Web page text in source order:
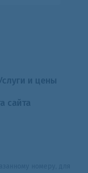
и цены
сайта